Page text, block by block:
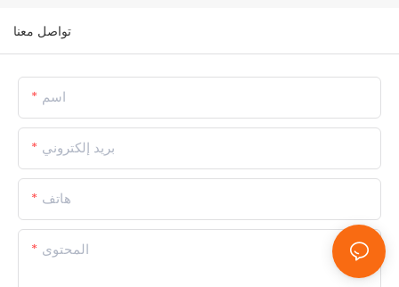
تواصل معنا
اسم
بريد إلكتروني
هاتف
المحتوى